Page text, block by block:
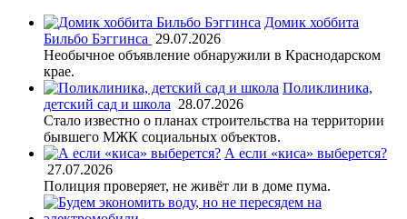
Домик хоббита
Бильбо Бэггинса 29.07.2026
Необычное объявление обнаружили в Краснодарском
крае.
Поликлиника,
детский сад и школа 28.07.2026
Стало известно о планах строительства на территории
бывшего МЖК социальных объектов.
А если «киса» выберется?
27.07.2026
Полиция проверяет, не живёт ли в доме пума.